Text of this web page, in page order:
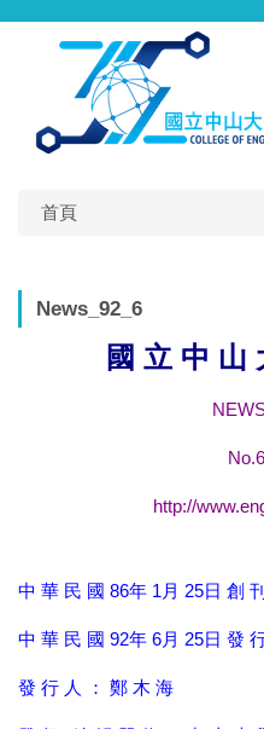
跳
首頁
News_92_6
國 立 中 山
http://
中 華 民 國 86年 1月 25日 創 刊
中 華 民 國 92年 6月 25日 發
發 行 人 ： 鄭 木 海